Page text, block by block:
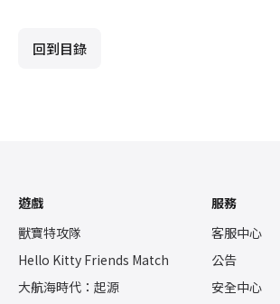
回到目錄
遊戲
獸寶特攻隊
Hello Kitty Friends Match
大航海時代：起源
服務
客服中心
公告
安全中心